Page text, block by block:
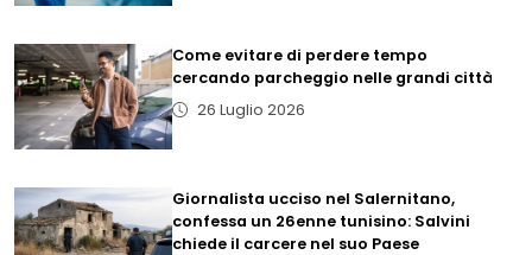
Come evitare di perdere tempo
cercando parcheggio nelle grandi città
26 Luglio 2026
Giornalista ucciso nel Salernitano,
confessa un 26enne tunisino: Salvini
chiede il carcere nel suo Paese